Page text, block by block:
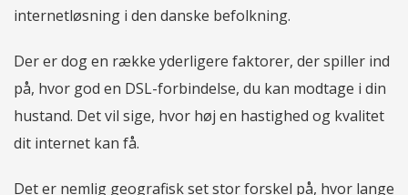
internetløsning i den danske befolkning.
Der er dog en række yderligere faktorer, der spiller ind
på, hvor god en DSL-forbindelse, du kan modtage i din
hustand. Det vil sige, hvor høj en hastighed og kvalitet
dit internet kan få.
Det er nemlig geografisk set stor forskel på, hvor lange